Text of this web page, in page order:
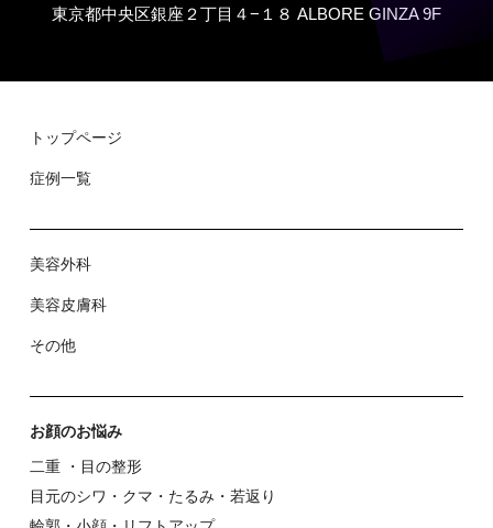
東京都中央区銀座２丁⽬４−１８ ALBORE GINZA 9F
トップページ
症例⼀覧
美容外科
美容⽪膚科
その他
お顔のお悩み
⼆重 ・⽬の整形
⽬元のシワ・クマ・たるみ・若返り